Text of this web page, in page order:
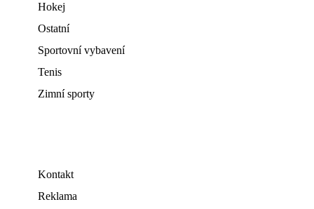
Hokej
Ostatní
Sportovní vybavení
Tenis
Zimní sporty
Kontakt
Reklama